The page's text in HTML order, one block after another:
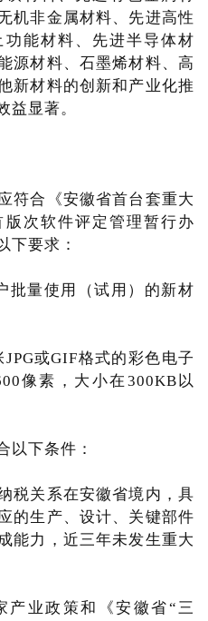
机非金属材料、先进高性
能材料、先进半导体材
源材料、石墨烯材料、高
新材料的创新和产业化推
益显著。
符合《安徽省首台套重大
次软件评定管理暂行办
下要求：
批量使用（试用）的新材
或GIF格式的彩色电子
像素，大小在300KB以
以下条件：
税关系在安徽省境内，具
的生产、设计、关键部件
能力，近三年未发生重大
产业政策和《安徽省“三